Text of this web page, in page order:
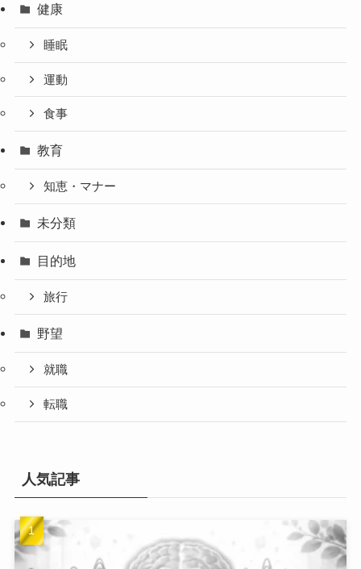
健康
睡眠
運動
食事
教育
知恵・マナー
未分類
目的地
旅行
野望
就職
転職
人気記事